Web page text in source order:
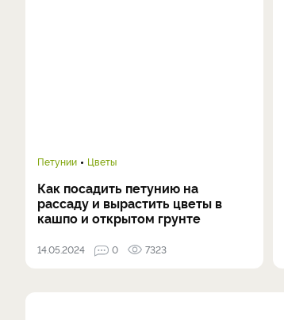
Петунии Цветы
Как посадить петунию на
рассаду и вырастить цветы в
кашпо и открытом грунте
14.05.2024 0 7323